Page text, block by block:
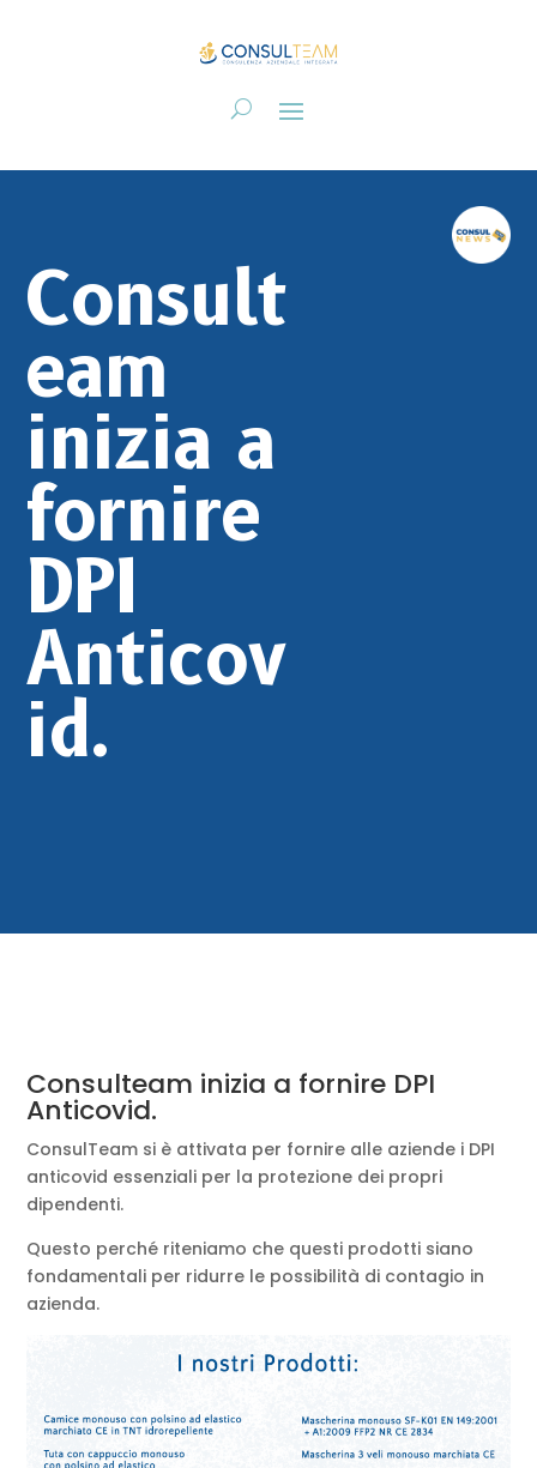
Consult
eam
inizia a
fornire
DPI
Anticov
id.
Consulteam inizia a fornire DPI
Anticovid.
ConsulTeam si è attivata per fornire alle aziende i DPI
anticovid essenziali per la protezione dei propri
dipendenti.
Questo perché riteniamo che questi prodotti siano
fondamentali per ridurre le possibilità di contagio in
azienda.